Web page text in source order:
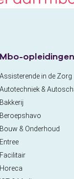
Mbo-opleidingen
Assisterende in de Zorg
Autotechniek &
Bakkerij
Beroepshavo
Bouw & Onderhoud
Entree
Facilitair
Horeca